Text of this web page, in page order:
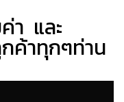
า และ
ค้าทุกๆท่าน